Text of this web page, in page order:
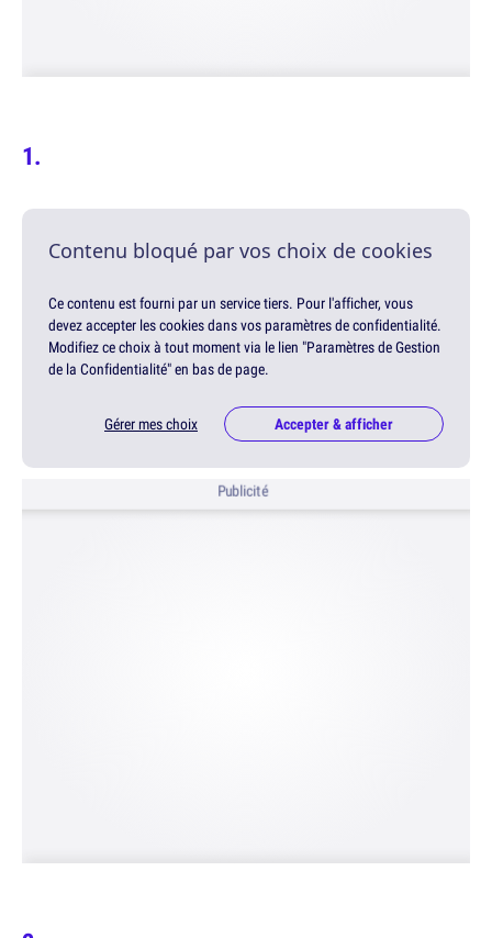
Contenu bloqué par vos choix de cookies
Ce contenu est fourni par un service tiers. Pour l'afficher, vous
devez accepter les cookies dans vos paramètres de confidentialité.
Modifiez ce choix à tout moment via le lien "Paramètres de Gestion
de la Confidentialité" en bas de page.
Gérer mes choix Accepter & afficher
Publicité